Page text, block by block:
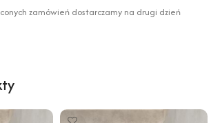
zamówień dostarczamy na drugi dzień